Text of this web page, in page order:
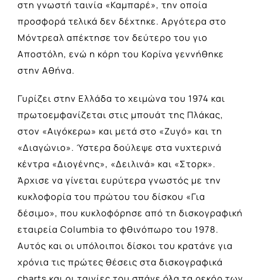
στη γνωστή ταινία «Καμπαρέ», την οποία
προσφορά τελικά δεν δέχτηκε. Αργότερα στο
Μόντρεαλ απέκτησε τον δεύτερο του γιο
Αποστόλη, ενώ η κόρη του Κορίνα γεννήθηκε
στην Αθήνα.
Γυρίζει στην Ελλάδα το χειμώνα του 1974 και
πρωτοεμφανίζεται στις μπουάτ της Πλάκας,
στον «Aιγόκερω» και μετά στο «Zυγό» και τη
«Διαγώνιο». Ύστερα δούλεψε στα νυχτερινά
κέντρα «Διογένης», «Δειλινά» και «Στορκ».
Άρχισε να γίνεται ευρύτερα γνωστός με την
κυκλοφορία του πρώτου του δίσκου «Για
δέσιμο», που κυκλοφόρησε από τη δισκογραφική
εταιρεία Columbia το φθινόπωρο του 1978.
Αυτός και οι υπόλοιποι δίσκοι του κρατάνε για
χρόνια τις πρώτες θέσεις στα δισκογραφικά